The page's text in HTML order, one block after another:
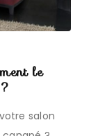
le
salon